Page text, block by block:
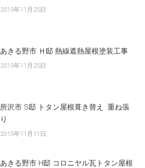
2015年11月20日
あきる野市 Ｈ邸 熱線遮熱屋根塗装工事
2015年11月20日
所沢市 S邸 トタン屋根葺き替え 重ね張
り
2015年11月11日
あきる野市 H邸 コロニヤル瓦トタン屋根